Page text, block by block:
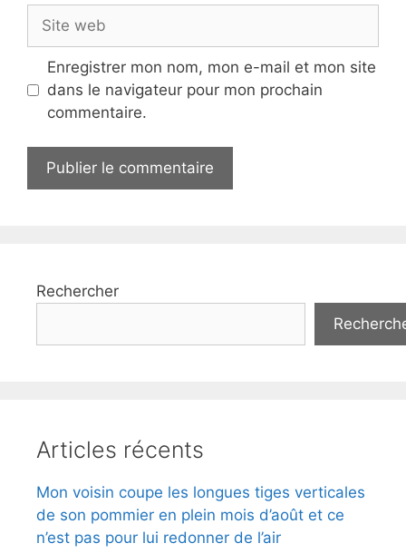
web
Enregistrer mon nom, mon e-mail et mon site
dans le navigateur pour mon prochain
commentaire.
Rechercher
Articles récents
Mon voisin coupe les longues tiges verticales
de son pommier en plein mois d’août et ce
n’est pas pour lui redonner de l’air